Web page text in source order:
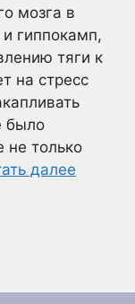
мозга в
гиппокамп,
тяги к
на стресс
было
не только
далее